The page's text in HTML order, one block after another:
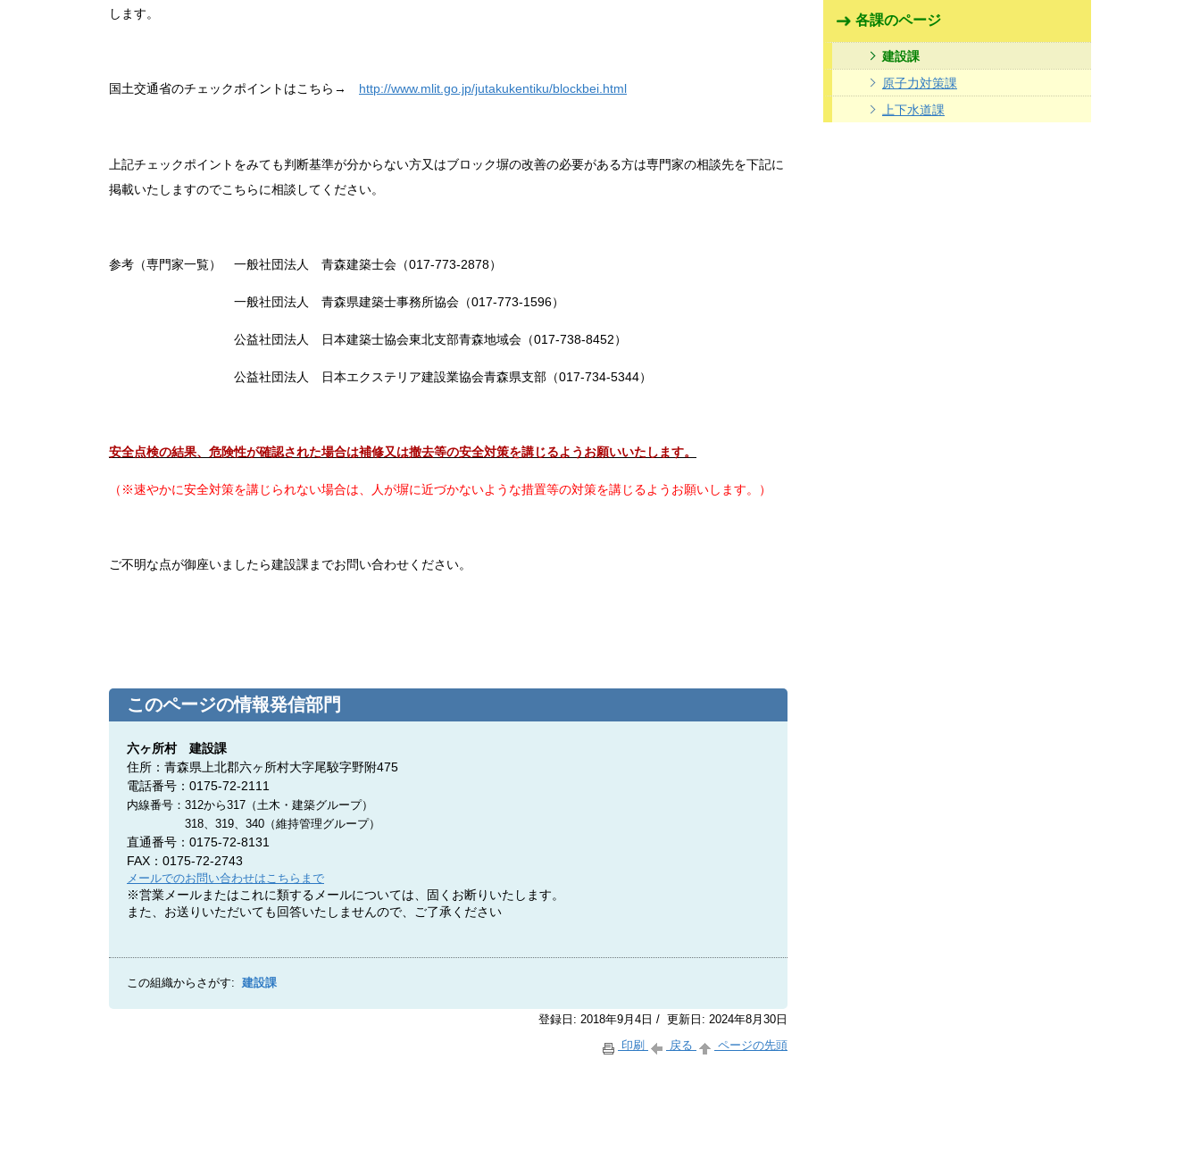
各課のページ
建設課
原子力対策課
上下水道課
します。
国土交通省のチェックポイントはこちら→ http://www.mlit.go.jp/jutakukentiku/blockbei.html
上記チェックポイントをみても判断基準が分からない方又はブロック塀の改善の必要がある方は専門家の相談先を下記に
掲載いたしますのでこちらに相談してください。
参考（専門家一覧） 一般社団法人 青森建築士会（017-773-2878）
一般社団法人 青森県建築士事務所協会（017-773-1596）
公益社団法人 日本建築士協会東北支部青森地域会（017-738-8452）
公益社団法人 日本エクステリア建設業協会青森県支部（017-734-5344）
安全点検の結果、危険性が確認された場合は補修又は撤去等の安全対策を講じるようお願いいたします。
（※速やかに安全対策を講じられない場合は、人が塀に近づかないような措置等の対策を講じるようお願いします。）
ご不明な点が御座いましたら建設課までお問い合わせください。
このページの情報発信部門
六ヶ所村 建設課
住所：青森県上北郡六ヶ所村大字尾駮字野附475
電話番号：0175-72-2111
内線番号：312から317（土木・建築グループ）
318、319、340（維持管理グループ）
直通番号： 0175-72-8131
FAX：0175-72-2743
メールでのお問い合わせはこちらまで
※営業メールまたはこれに類するメールについては、固くお断りいたします。
また、お送りいただいても回答いたしませんので、ご了承ください
この組織からさがす: 建設課
登録日: 2018年9月4日 / 更新日: 2024年8月30日
印刷
戻る ページの先頭